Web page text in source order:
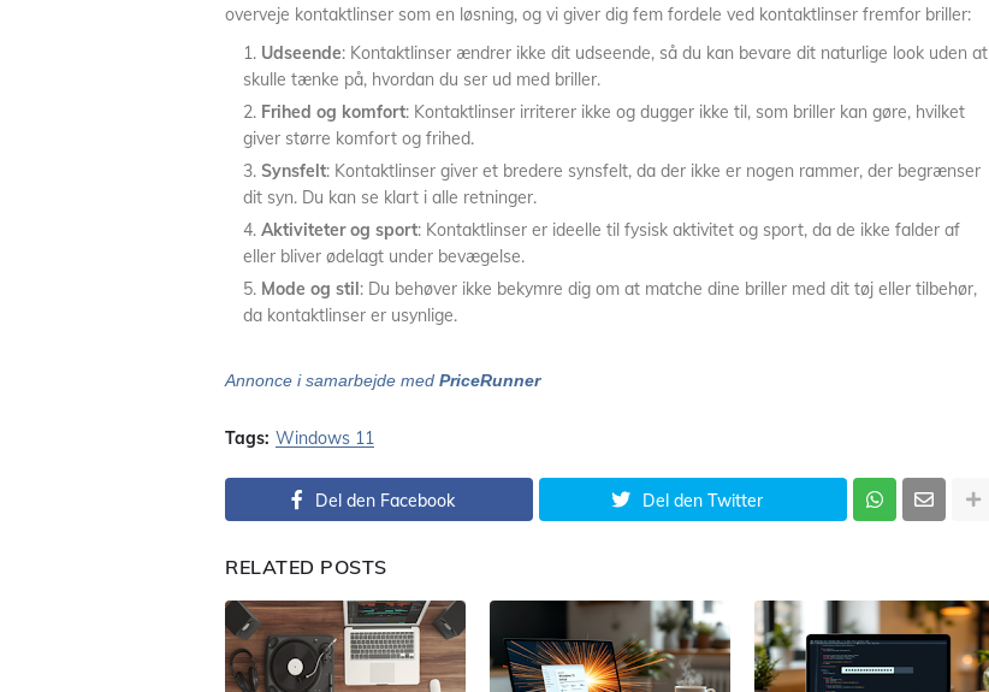
overveje kontaktlinser som en løsning, og vi giver dig fem fordele ved kontaktlinser fremfor briller:
Udseende: Kontaktlinser ændrer ikke dit udseende, så du kan bevare dit naturlige look uden at
skulle tænke på, hvordan du ser ud med briller.
Frihed og komfort: Kontaktlinser irriterer ikke og dugger ikke til, som briller kan gøre, hvilket
giver større komfort og frihed.
Synsfelt: Kontaktlinser giver et bredere synsfelt, da der ikke er nogen rammer, der begrænser
dit syn. Du kan se klart i alle retninger.
Aktiviteter og sport: Kontaktlinser er ideelle til fysisk aktivitet og sport, da de ikke falder af
eller bliver ødelagt under bevægelse.
Mode og stil: Du behøver ikke bekymre dig om at matche dine briller med dit tøj eller tilbehør,
da kontaktlinser er usynlige.
Annonce i samarbejde med PriceRunner
Tags: Windows 11
Del den Facebook Del den Twitter
RELATED POSTS